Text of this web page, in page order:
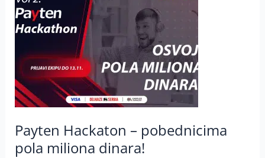
Payten Hackaton – pobednicima
pola miliona dinara!
Hackaton
–
pobednicima
pola
miliona
dinara!